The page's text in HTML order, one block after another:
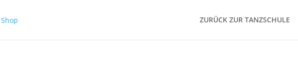
ZURÜCK ZUR TANZSCHULE